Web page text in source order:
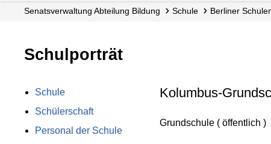
Senats­verwaltung Abteilung Bildung Schule Berliner
Schulporträt
Schule
Schülerschaft
Personal der Schule
Kolumbus-
Grundschule ( öffentlich )